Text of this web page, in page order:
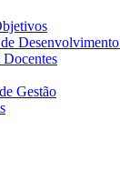
Docentes
Gestão